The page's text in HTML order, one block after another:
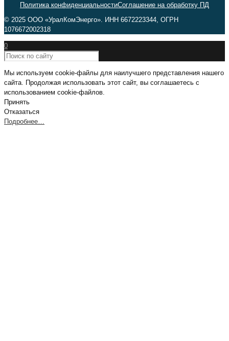
Политика конфиденциальностиСоглашение на обработку ПД
© 2025 ООО «УралКомЭнерго». ИНН 6672223344, ОГРН
1076672002318
0
Мы используем cookie-файлы для наилучшего представления нашего
сайта. Продолжая использовать этот сайт, вы соглашаетесь с
использованием cookie-файлов.
Принять
Отказаться
Подробнее…